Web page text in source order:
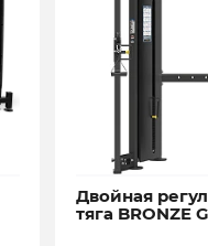
Двойная
тяга BRONZE